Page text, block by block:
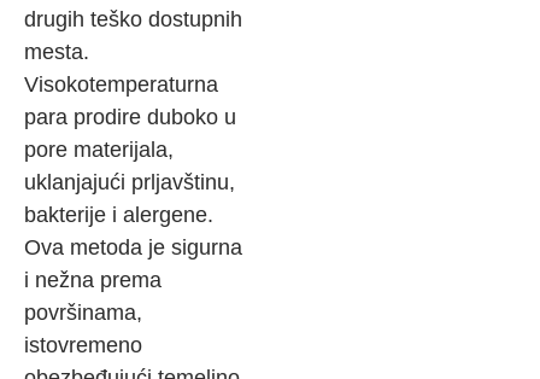
drugih teško dostupnih
mesta.
Visokotemperaturna
para prodire duboko u
pore materijala,
uklanjajući prljavštinu,
bakterije i alergene.
Ova metoda je sigurna
i nežna prema
površinama,
istovremeno